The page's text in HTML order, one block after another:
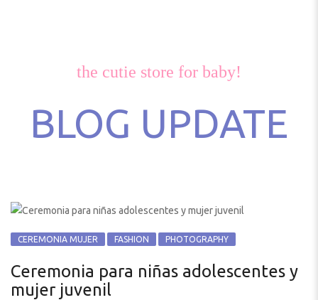
the cutie store for baby!
BLOG UPDATE
CEREMONIA MUJER FASHION PHOTOGRAPHY
Ceremonia para niñas adolescentes y
mujer juvenil